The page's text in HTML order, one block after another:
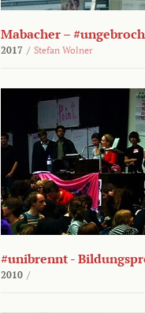
Mabacher –
2017 / Stefan Wolner
#unibrennt -
2010 /